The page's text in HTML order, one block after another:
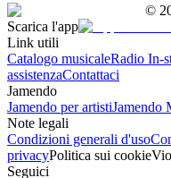
©
Scarica l'app
Link utili
Catalogo musicaleRadio In-
assistenzaContattaci
Jamendo
Jamendo per artistiJamendo
Note legali
Condizioni generali d'uso
privacyPolitica sui cookie
Seguici